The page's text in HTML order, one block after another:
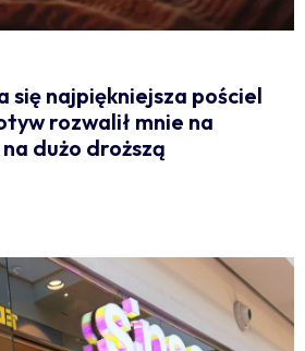
się najpiękniejsza pościel
rozwalił mnie na
dużo droższą